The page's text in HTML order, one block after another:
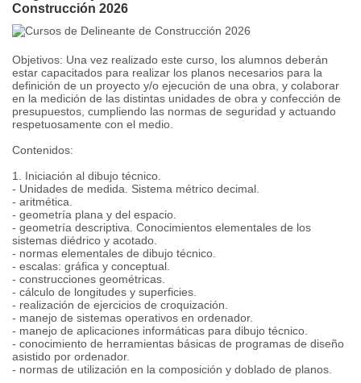
Construcción 2026
Objetivos: Una vez realizado este curso, los alumnos deberán
estar capacitados para realizar los planos necesarios para la
definición de un proyecto y/o ejecución de una obra, y colaborar
en la medición de las distintas unidades de obra y confección de
presupuestos, cumpliendo las normas de seguridad y actuando
respetuosamente con el medio.
Contenidos:
1. Iniciación al dibujo técnico.
- Unidades de medida. Sistema métrico decimal.
- aritmética.
- geometría plana y del espacio.
- geometría descriptiva. Conocimientos elementales de los
sistemas diédrico y acotado.
- normas elementales de dibujo técnico.
- escalas: gráfica y conceptual.
- construcciones geométricas.
- cálculo de longitudes y superficies.
- realización de ejercicios de croquización.
- manejo de sistemas operativos en ordenador.
- manejo de aplicaciones informáticas para dibujo técnico.
- conocimiento de herramientas básicas de programas de diseño
asistido por ordenador.
- normas de utilización en la composición y doblado de planos.